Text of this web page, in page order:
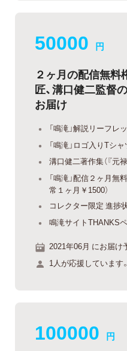
50000 円
２ヶ月の配信無料
匠、溝口健二監督
お届け
「鳴滝」解説リーフレ
「鳴滝」ロゴ入りTシャ
溝口健二著作集（『元
「鳴滝」配信２ヶ月無
常１ヶ月￥1500）
コレクター限定 進捗
鳴滝サイトTHANKS
2021年06月 にお届け
1人が応援しています。
100000 円